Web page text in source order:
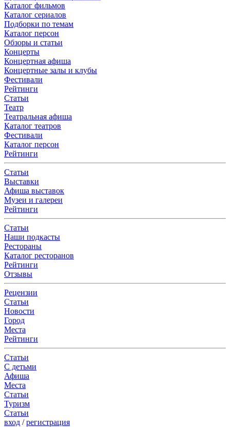
Каталог фильмов
Каталог сериалов
Подборки по темам
Каталог персон
Обзоры и статьи
Концерты
Концертная афиша
Концертные залы и клубы
Фестивали
Рейтинги
Статьи
Театр
Театральная афиша
Каталог театров
Фестивали
Каталог персон
Рейтинги
Статьи
Выставки
Афиша выставок
Музеи и галереи
Рейтинги
Статьи
Наши подкасты
Рестораны
Каталог ресторанов
Рейтинги
Отзывы
Рецензии
Статьи
Новости
Город
Места
Рейтинги
Статьи
С детьми
Афиша
Места
Статьи
Туризм
Статьи
вход /регистрация